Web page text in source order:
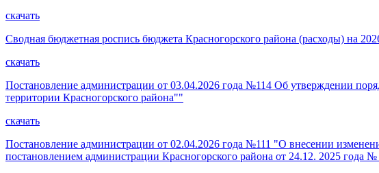
скачать
Сводная бюджетная роспись бюджета Красногорского района (расходы) на
скачать
Постановление администрации от 03.04.2026 года №114 Об утверждении
территории Красногорского района""
скачать
Постановление администрации от 02.04.2026 года №111 "О внесении
постановлением администрации Красногорского района от 24.12. 2025 года